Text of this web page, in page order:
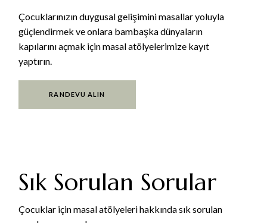
Çocuklarınızın duygusal gelişimini masallar yoluyla
güçlendirmek ve onlara bambaşka dünyaların
kapılarını açmak için masal atölyelerimize kayıt
yaptırın.
RANDEVU ALIN
Sık Sorulan Sorular
Çocuklar için masal atölyeleri hakkında sık sorulan